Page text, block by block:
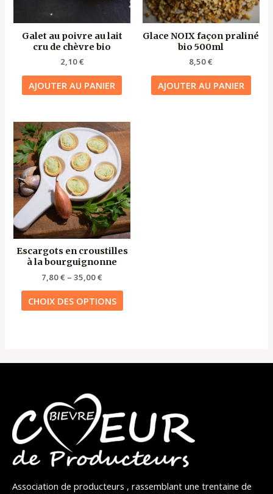
Galet au poivre au lait
cru de chèvre bio
2,10€
AJOUTER AU PANIER
Glace NOIX façon praliné
bio 500ml
8,50€
AJOUTER AU PANIER
Escargots en croustilles
à la bourguignonne
7,80€ –35,00€
CHOIX DES OPTIONS
Ce
produit
plusieurs
variations.
Les
options
peuvent
être
choisies
du
Association de producteurs , rassemblant une trentaine de